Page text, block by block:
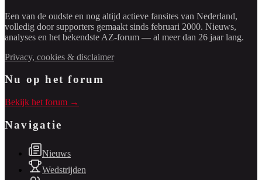
Een van de oudste en nog altijd actieve fansites van Nederland,
volledig door supporters gemaakt sinds februari 2000. Nieuws,
analyses en het bekendste AZ-forum — al meer dan 26 jaar lang.
Privacy, cookies & disclaimer
Nu op het forum
Bekijk het forum →
Navigatie
Nieuws
Wedstrijden